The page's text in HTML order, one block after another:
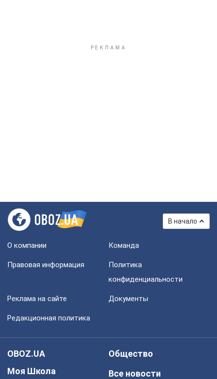
В начало
О компании Команда
Правовая информация
Политика
конфиденциальности
Реклама на сайте Документы
Редакционная политика
OBOZ.UA
Моя Школа
Общество
Все новости